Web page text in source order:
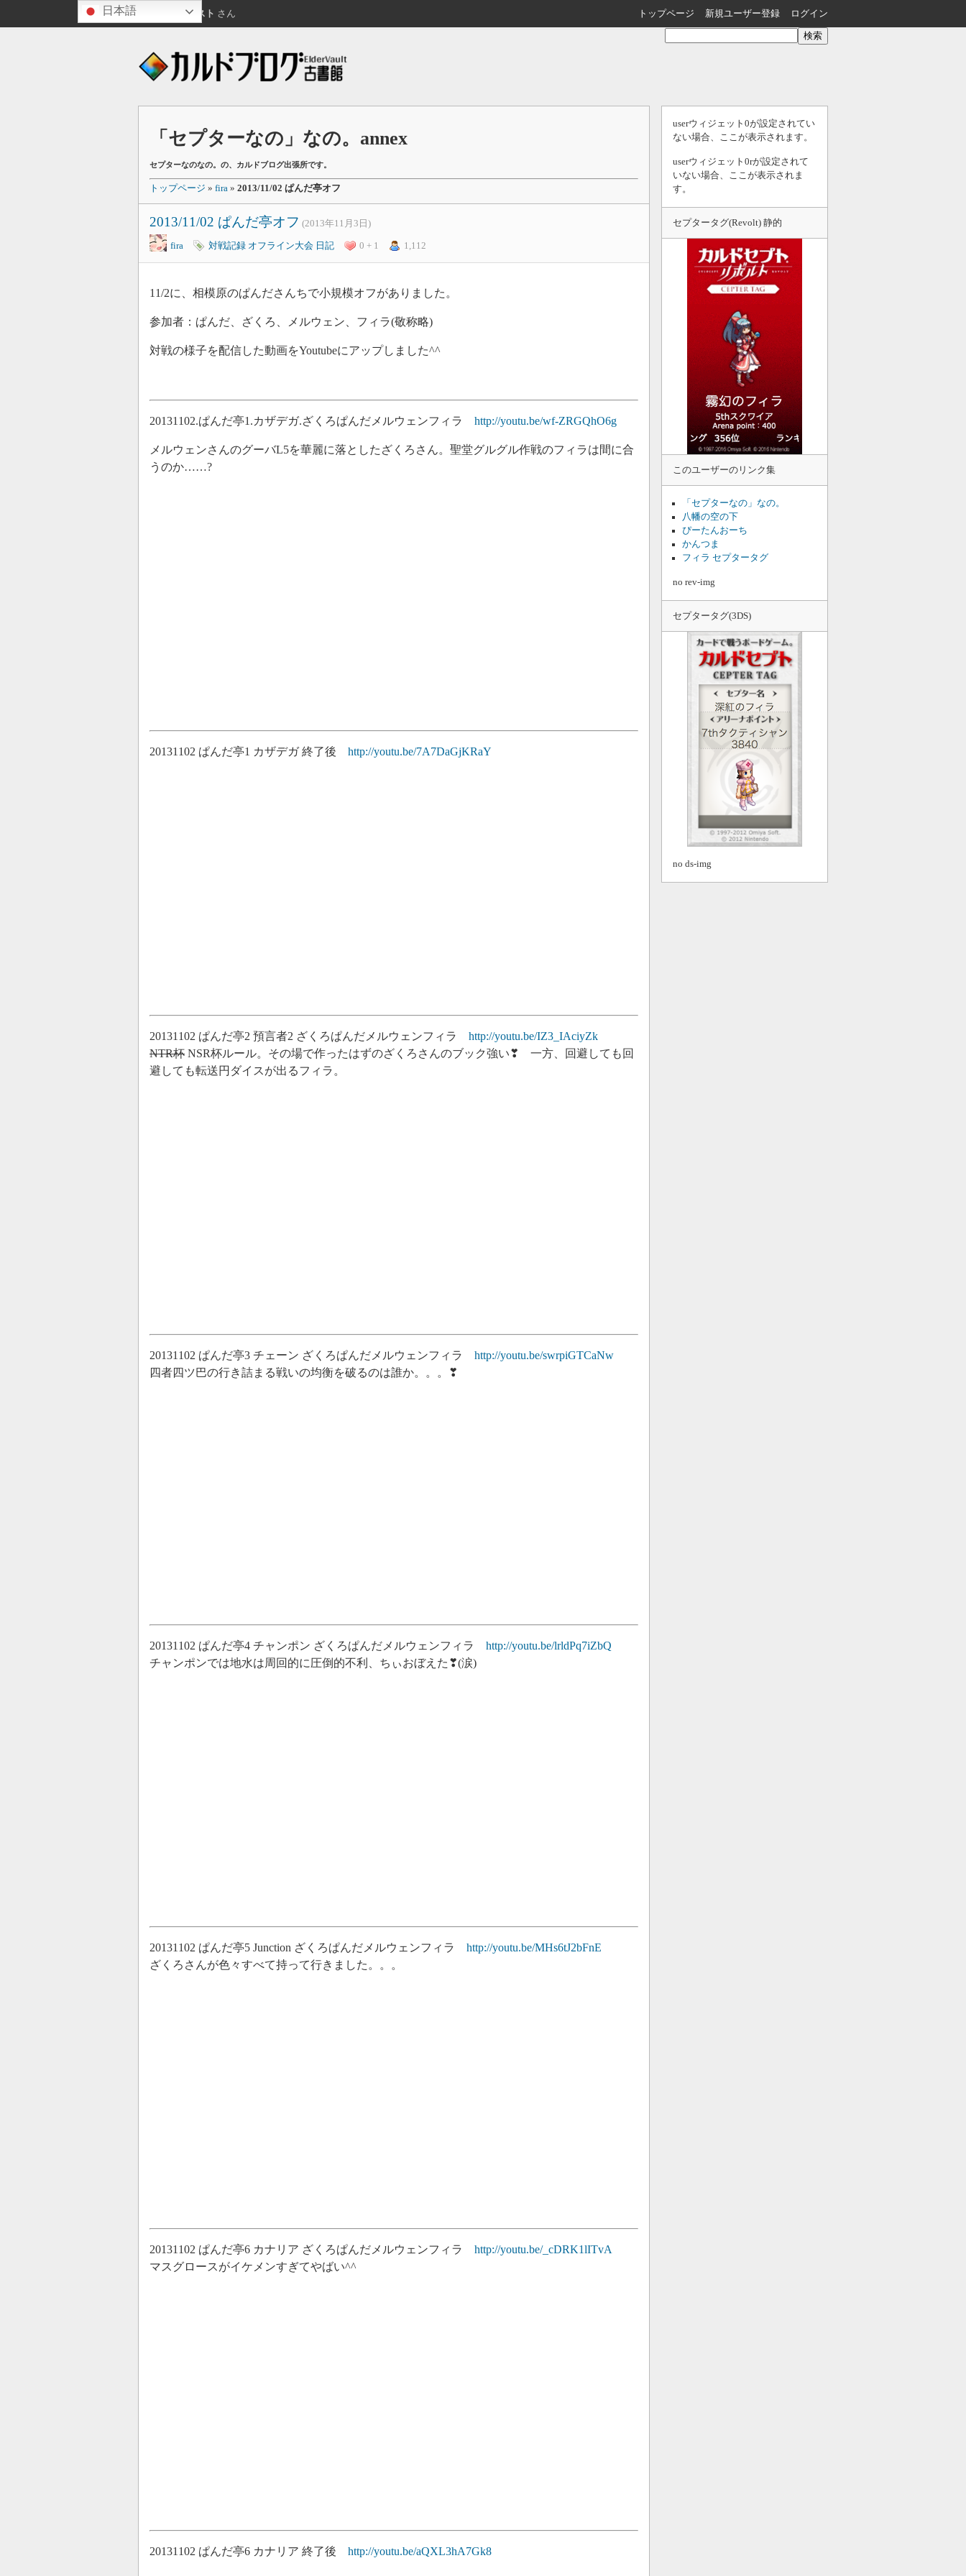
ゲスト さん トップページ 新規ユーザー登録 ログイン
「セプターなの」なの。annex
セプターなのなの。の、カルドブログ出張所です。
トップページ » fira » 2013/11/02 ぱんだ亭オフ
2013/11/02 ぱんだ亭オフ (2013年11月3日)
fira 対戦記録 オフライン大会 日記 0 + 1 1,112
11/2に、相模原のぱんださんちで小規模オフがありました。
参加者：ぱんだ、ざくろ、メルウェン、フィラ(敬称略)
対戦の様子を配信した動画をYoutubeにアップしました^^
20131102.ぱんだ亭1.カザデガ.ざくろぱんだメルウェンフィラ http://youtu.be/wf-ZRGQhO6g
メルウェンさんのグーバL5を華麗に落としたざくろさん。聖堂グルグル作戦のフィラは間に合
うのか……?
20131102 ぱんだ亭1 カザデガ 終了後 http://youtu.be/7A7DaGjKRaY
20131102 ぱんだ亭2 預言者2 ざくろぱんだメルウェンフィラ http://youtu.be/IZ3_IAciyZk
NTR杯 NSR杯ルール。その場で作ったはずのざくろさんのブック強い❣ 一方、回避しても回
避しても転送円ダイスが出るフィラ。
20131102 ぱんだ亭3 チェーン ざくろぱんだメルウェンフィラ http://youtu.be/swrpiGTCaNw
四者四ツ巴の行き詰まる戦いの均衡を破るのは誰か。。。❣
20131102 ぱんだ亭4 チャンポン ざくろぱんだメルウェンフィラ http://youtu.be/lrldPq7iZbQ
チャンポンでは地水は周回的に圧倒的不利、ちぃおぼえた❣(涙)
20131102 ぱんだ亭5 Junction ざくろぱんだメルウェンフィラ http://youtu.be/MHs6tJ2bFnE
ざくろさんが色々すべて持って行きました。。。
20131102 ぱんだ亭6 カナリア ざくろぱんだメルウェンフィラ http://youtu.be/_cDRK1lITvA
マスグロースがイケメンすぎてやばい^^
20131102 ぱんだ亭6 カナリア 終了後 http://youtu.be/aQXL3hA7Gk8
userウィジェット0が設定されてい
ない場合、ここが表示されます。
userウィジェット0rが設定されて
いない場合、ここが表示されま
す。
セプタータグ(Revolt) 静的
このユーザーのリンク集
「セプターなの」なの。
八幡の空の下
ぴーたんおーち
かんつま
フィラ セプタータグ
no rev-img
セプタータグ(3DS)
no ds-img
日本語